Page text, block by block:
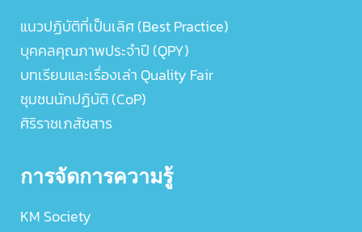
แนวปฏิบัติที่เป็นเลิศ (Best Practice)
บุคคลคุณภาพประจำปี (QPY)
บทเรียนและเรื่องเล่า Quality Fair
ชุมชนนักปฏิบัติ (CoP)
ศิริราชเภสัชสาร
การจัดการความรู้
KM Society